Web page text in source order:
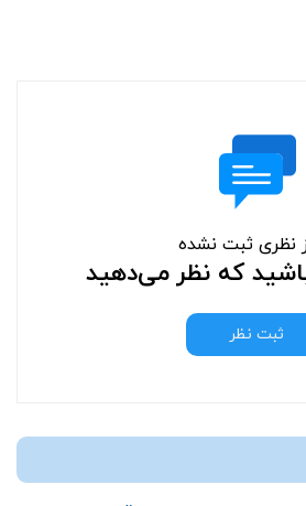
نظری ثبت نشده
که نظر می‌دهید
ثبت نظر